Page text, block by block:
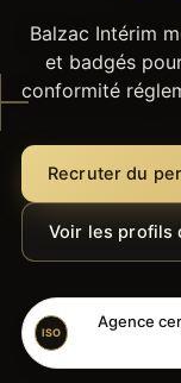
Balzac Intérim
et badgés
conformité
Recruter du
Voir les profils
ISO
Agence